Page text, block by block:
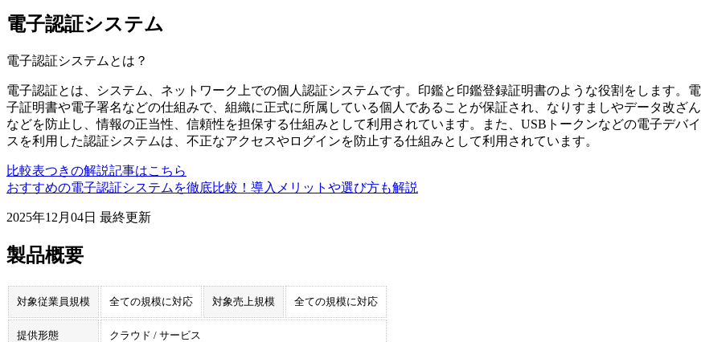
電子認証システム
電子認証システム とは？
電子認証とは、システム、ネットワーク上での個人認証システムです。印鑑と印鑑登録証明書のような役割をします。電
子証明書や電子署名などの仕組みで、組織に正式に所属している個人であることが保証され、なりすましやデータ改ざん
などを防止し、情報の正当性、信頼性を担保する仕組みとして利用されています。また、USBトークンなどの電子デバイ
スを利用した認証システムは、不正なアクセスやログインを防止する仕組みとして利用されています。
比較表つきの解説記事はこちら
おすすめの電子認証システムを徹底比較！導入メリットや選び方も解説
2025年12月04日 最終更新
製品概要
対象従業員規模 全ての規模に対応 対象売上規模 全ての規模に対応
提供形態 クラウド / サービス